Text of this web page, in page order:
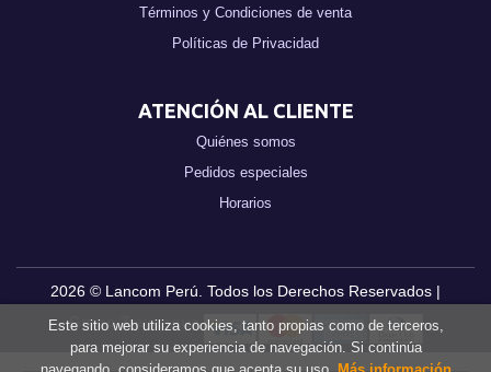
Términos y Condiciones de venta
Políticas de Privacidad
ATENCIÓN AL CLIENTE
Quiénes somos
Pedidos especiales
Horarios
2026 © Lancom Perú . Todos los Derechos Reservados |
Grupo Trevenque
Este sitio web utiliza cookies, tanto propias como de terceros,
para mejorar su experiencia de navegación. Si continúa